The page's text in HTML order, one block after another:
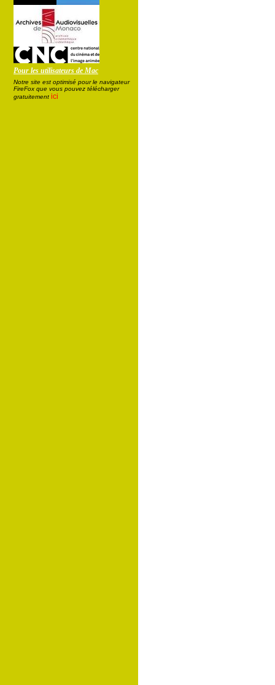
Pour les utilisateurs de Mac
Notre site est optimisé pour le navigateur
FireFox que vous pouvez télécharger
gratuitement ici